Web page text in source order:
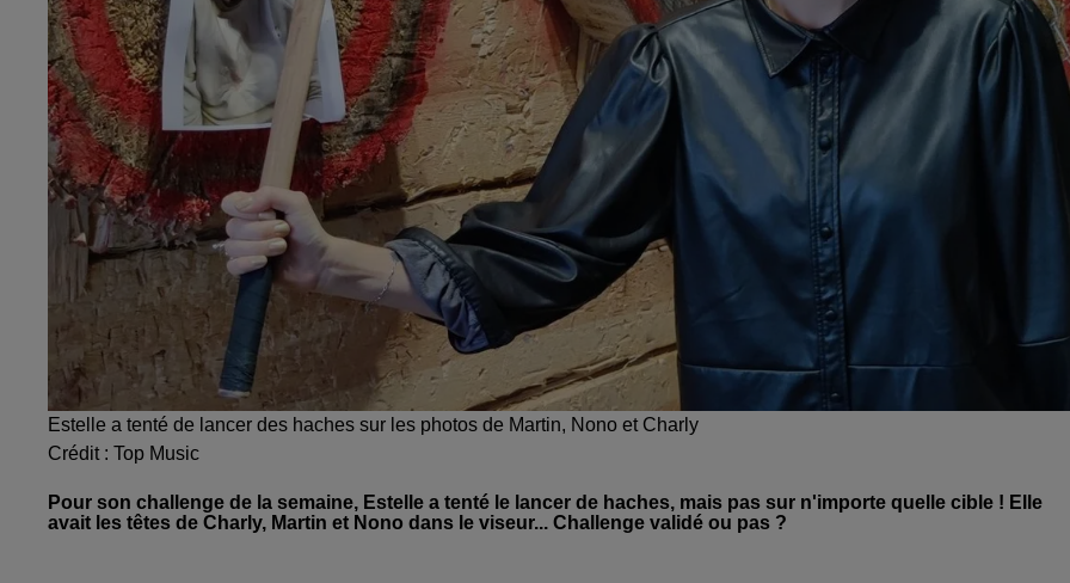
Estelle a tenté de lancer des haches sur les photos de Martin, Nono et Charly
Crédit : Top Music
Pour son challenge de la semaine, Estelle a tenté le lancer de haches, mais pas sur n'importe quelle cible ! Elle
avait les têtes de Charly, Martin et Nono dans le viseur... Challenge validé ou pas ?